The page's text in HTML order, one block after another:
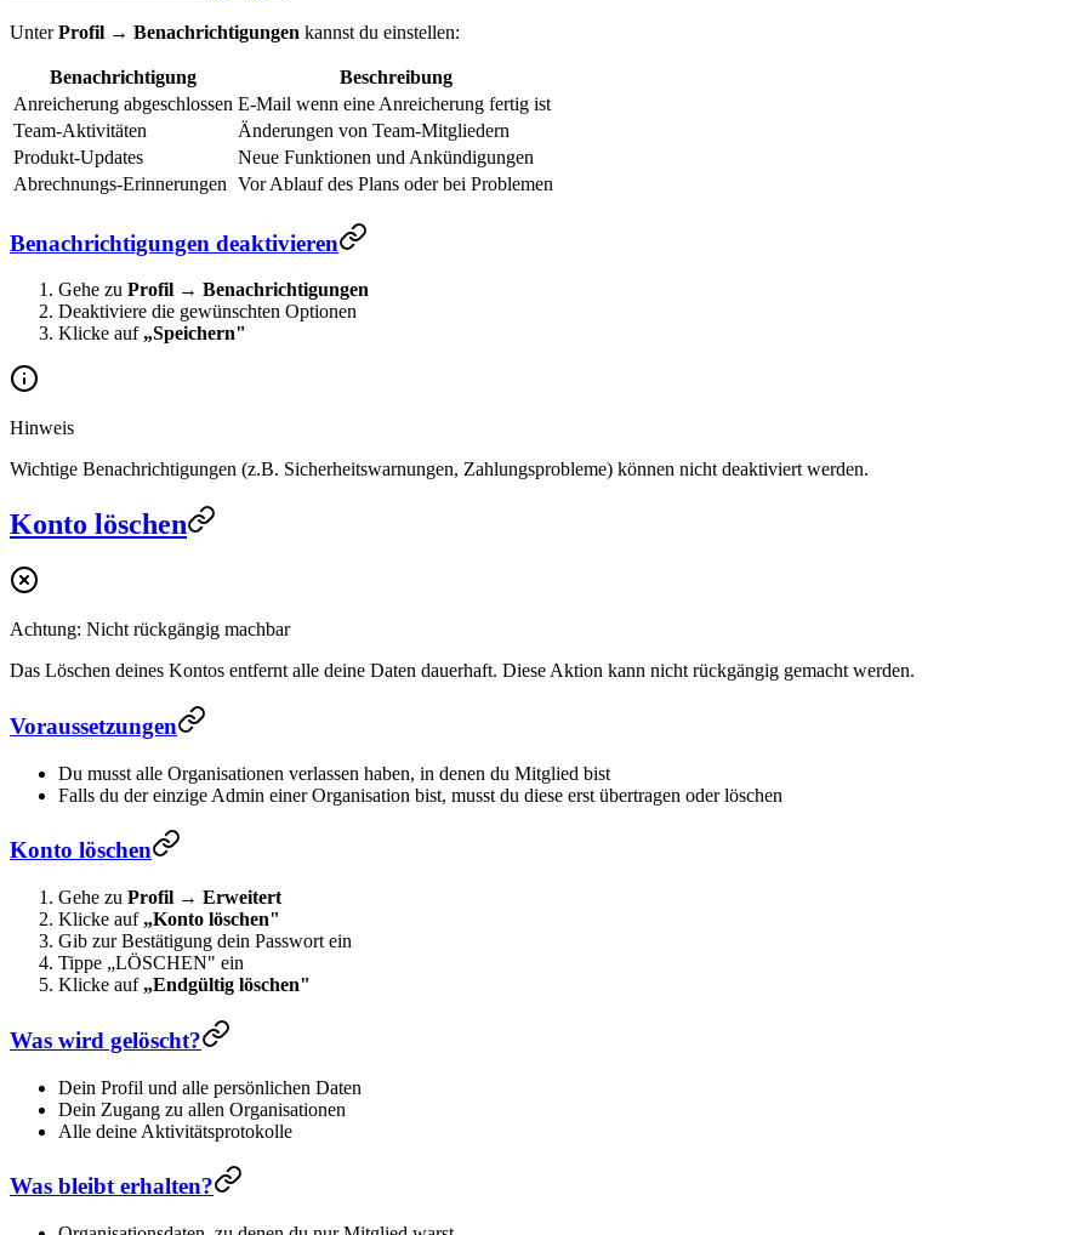
UnterProfil → Benachrichtigungen kannst du einstellen:
Benachrichtigung
Beschreibung
Anreicherung abgeschlossen E-Mail wenn eine Anreicherung fertig ist
Team-Aktivitäten
Änderungen von Team-Mitgliedern
Produkt-Updates
Neue Funktionen und Ankündigungen
Abrechnungs-Erinnerungen Vor Ablauf des Plans oder bei Problemen
Benachrichtigungen deaktivieren
Gehe zu Profil → Benachrichtigungen
Deaktiviere die gewünschten Optionen
Klicke auf „Speichern"
Hinweis
Wichtige Benachrichtigungen (z.B. Sicherheitswarnungen, Zahlungsprobleme) können nicht deaktiviert werden.
Konto löschen
Achtung: Nicht rückgängig machbar
Das Löschen deines Kontos entfernt alle deine Daten dauerhaft. Diese Aktion kann nicht rückgängig gemacht werden.
Voraussetzungen
Du musst alle Organisationen verlassen haben, in denen du Mitglied bist
Falls du der einzige Admin einer Organisation bist, musst du diese erst übertragen oder löschen
Konto löschen
Gehe zu Profil → Erweitert
Klicke auf „Konto löschen"
Gib zur Bestätigung dein Passwort ein
Tippe „LÖSCHEN" ein
Klicke auf „Endgültig löschen"
Was wird gelöscht?
Dein Profil und alle persönlichen Daten
Dein Zugang zu allen Organisationen
Alle deine Aktivitätsprotokolle
Was bleibt erhalten?